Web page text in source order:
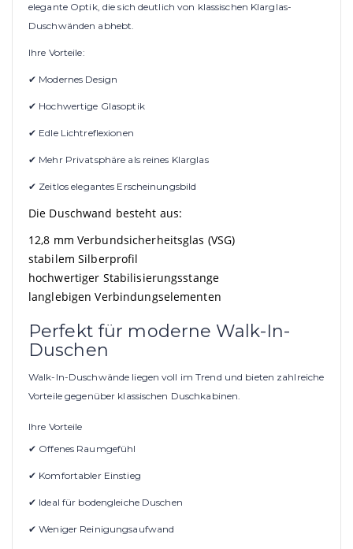
elegante Optik, die sich deutlich von klassischen Klarglas-
Duschwänden abhebt.
Ihre Vorteile:
✔ Modernes Design
✔ Hochwertige Glasoptik
✔ Edle Lichtreflexionen
✔ Mehr Privatsphäre als reines Klarglas
✔ Zeitlos elegantes Erscheinungsbild
Die Duschwand besteht aus:
12,8 mm Verbundsicherheitsglas (VSG)
stabilem Silberprofil
hochwertiger Stabilisierungsstange
langlebigen Verbindungselementen
Perfekt für moderne Walk-In-
Duschen
Walk-In-Duschwände liegen voll im Trend und bieten zahlreiche
Vorteile gegenüber klassischen Duschkabinen.
Ihre Vorteile
✔ Offenes Raumgefühl
✔ Komfortabler Einstieg
✔ Ideal für bodengleiche Duschen
✔ Weniger Reinigungsaufwand